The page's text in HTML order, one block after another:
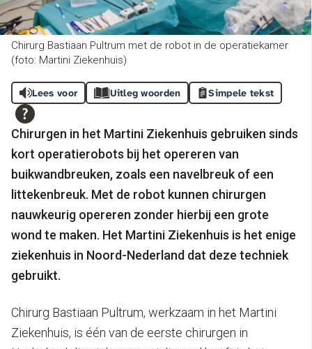
Chirurg Bastiaan Pultrum met de robot in de operatiekamer
(foto: Martini Ziekenhuis)
Lees voor Uitleg woorden Simpele tekst
Chirurgen in het Martini Ziekenhuis gebruiken sinds
kort operatierobots bij het opereren van
buikwandbreuken, zoals een navelbreuk of een
littekenbreuk. Met de robot kunnen chirurgen
nauwkeurig opereren zonder hierbij een grote
wond te maken. Het Martini Ziekenhuis is het enige
ziekenhuis in Noord-Nederland dat deze techniek
gebruikt.
Chirurg Bastiaan Pultrum, werkzaam in het Martini
Ziekenhuis, is één van de eerste chirurgen in